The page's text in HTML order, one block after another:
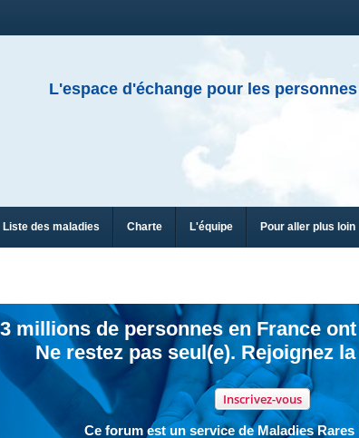
L'espace d'échange pour les
Liste des maladies Charte L'équipe Pour aller plus loin
3 millions de personnes en France
Ne restez pas seul(e). Rejoignez
Inscrivez-vous
Ce forum est un service de Maladies